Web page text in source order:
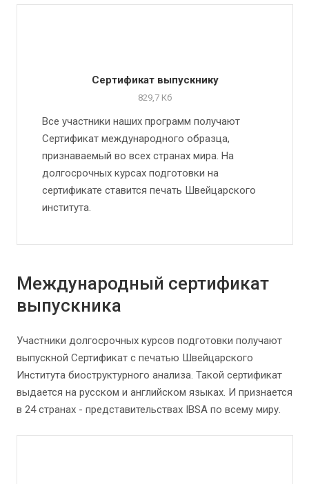
Сертификат выпускнику
829,7 Кб
Все участники наших программ получают
Сертификат международного образца,
признаваемый во всех странах мира. На
долгосрочных курсах подготовки на
сертификате ставится печать Швейцарского
института.
Международный сертификат
выпускника
Участники долгосрочных курсов подготовки получают
выпускной Сертификат с печатью Швейцарского
Института биоструктурного анализа. Такой сертификат
выдается на русском и английском языках. И признается
в 24 странах - представительствах IBSA по всему миру.